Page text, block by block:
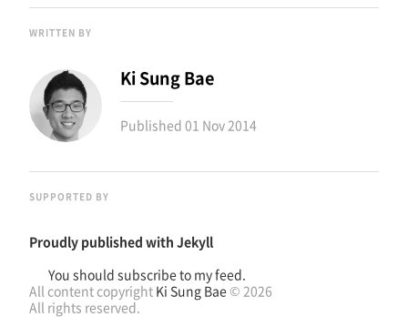
WRITTEN BY
Ki Sung Bae
Published 01 Nov 2014
SUPPORTED BY
Proudly published with Jekyll
You should subscribe to my feed.
All content copyright Ki Sung Bae© 2026
All rights reserved.